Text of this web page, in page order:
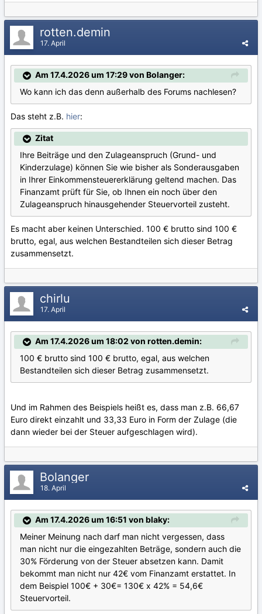
rotten.demin
17. April
Am 17.4.2026 um 17:29 von Bolanger:
Wo kann ich das denn außerhalb des Forums nachlesen?
Das steht z.B. hier:
Zitat
Ihre Beiträge und den Zulageanspruch (Grund- und
Kinderzulage) können Sie wie bisher als Sonderausgaben
in Ihrer Einkommensteuererklärung geltend machen. Das
Finanzamt prüft für Sie, ob Ihnen ein noch über den
Zulageanspruch hinausgehender Steuervorteil zusteht.
Es macht aber keinen Unterschied. 100 € brutto sind 100 €
brutto, egal, aus welchen Bestandteilen sich dieser Betrag
zusammensetzt.
chirlu
17. April
Am 17.4.2026 um 18:02 von rotten.demin:
100 € brutto sind 100 € brutto, egal, aus welchen
Bestandteilen sich dieser Betrag zusammensetzt.
Und im Rahmen des Beispiels heißt es, dass man z.B. 66,67
Euro direkt einzahlt und 33,33 Euro in Form der Zulage (die
dann wieder bei der Steuer aufgeschlagen wird).
Bolanger
18. April
Am 17.4.2026 um 16:51 von blaky:
Meiner Meinung nach darf man nicht vergessen, dass
man nicht nur die eingezahlten Beträge, sondern auch die
30% Förderung von der Steuer absetzen kann. Damit
bekommt man nicht nur 42€ vom Finanzamt erstattet. In
dem Beispiel 100€ + 30€= 130€ x 42% = 54,6€
Steuervorteil.